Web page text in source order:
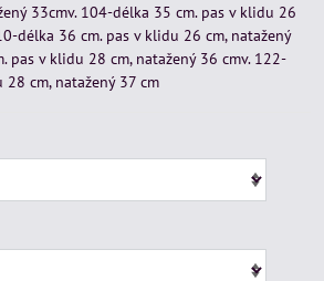
33cmv. 104-délka 35 cm. pas v klidu 26
délka 36 cm. pas v klidu 26 cm, natažený
pas v klidu 28 cm, natažený 36 cmv. 122-
cm, natažený 37 cm